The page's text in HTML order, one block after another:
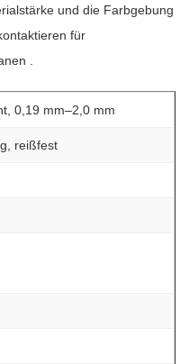
und die Farbgebung
für
0,19 mm–2,0 mm
reißfest